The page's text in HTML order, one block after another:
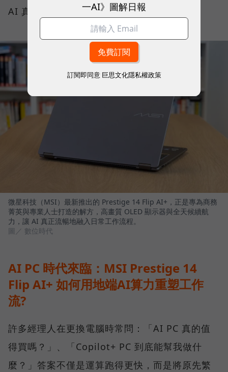
AI 真正流暢地融入日常工作流程。
微星科技（MSI）最新推出的 Prestige 14 Flip AI+，正是專為商務
菁英與專業人士打造的解方，高畫質 OLED 顯示器與全天候續航
力，讓 AI 真正流暢地融入日常工作流程。
圖／ 數位時代
AI PC 時代來臨：MSI Prestige 14
Flip AI+ 如何用地端AI算力重塑工作
流?
許多經理人在更換電腦時常問：「AI PC 真的值
得買嗎？」、「Copilot+ PC 到底能幫我做什
麼？」答案不僅是運算跑得更快，而是將原先繁
一AI》圖解日報
訂閱即同意 巨思文化隱私權政策